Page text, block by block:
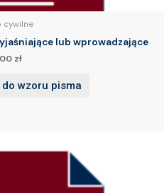
cywilne
lub wprowadzające
zł
wzoru pisma